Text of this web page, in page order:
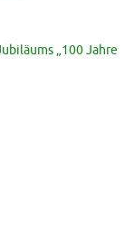
„100 Jahre